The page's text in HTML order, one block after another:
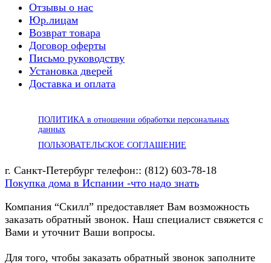
Отзывы о нас
Юр.лицам
Возврат товара
Договор оферты
Письмо руководству
Установка дверей
Доставка и оплата
ПОЛИТИКА в отношении обработки персональных
данных
ПОЛЬЗОВАТЕЛЬСКОЕ СОГЛАШЕНИЕ
г. Санкт-Петербург телефон:: (812) 603-78-18
Покупка дома в Испании -что надо знать
Компания “Скилл” предоставляет Вам возможность
заказать обратный звонок. Наш специалист свяжется с
Вами и уточнит Ваши вопросы.
Для того, чтобы заказать обратный звонок заполните